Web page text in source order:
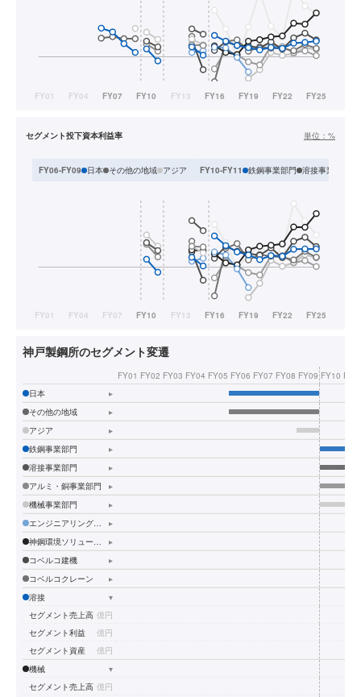
セグメント投下資本利益率 単位： %
FY06-FY09 日本 その他の地域 アジア FY10-FY11 鉄鋼事業部門 溶接事業部門
神戸製鋼所のセグメント変遷
FY01 FY02 FY03 FY04 FY05 FY06 FY07 FY08 FY09 FY10
日本
▸
その他の地域
▸
アジア
▸
鉄鋼事業部門
▸
溶接事業部門
▸
アルミ・銅事業部門
▸
機械事業部門
▸
▸
▸
コベルコ建機
▸
コベルコクレーン
▸
溶接
▾
セグメント売上高 億円
セグメント利益
億円
セグメント資産
億円
機械
▾
セグメント売上高 億円